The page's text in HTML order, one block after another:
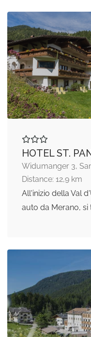
HOTEL ST.
Widumanger 3,
Distance: 12,9 km
All'inizio della Val
auto da Merano, si